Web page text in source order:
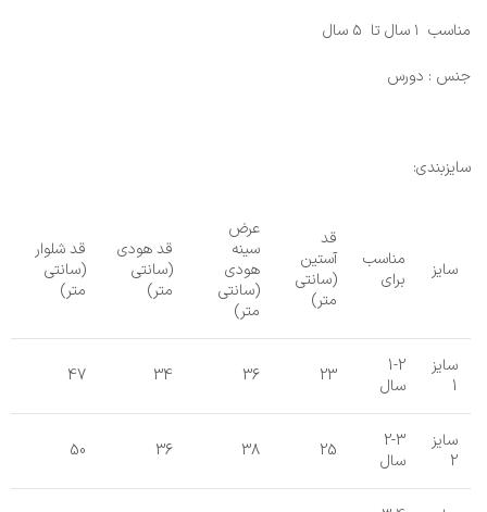
مناسب ۱ سال تا ۵ سال
جنس : دورس
سایزبندی:
سایز
مناسب
برای
قد
آستین
(سانتی
متر)
عرض
سینه
هودی
(سانتی
متر)
قد هودی
(سانتی
متر)
قد شلوار
(سانتی
متر)
سایز
1
1-2
سال
23
36
34
47
سایز
2
2-3
سال
25
38
36
50